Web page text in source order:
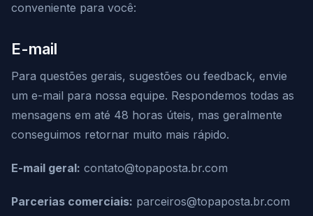
conveniente para você:
E-mail
Para questões gerais, sugestões ou feedback, envie
um e-mail para nossa equipe. Respondemos todas as
mensagens em até 48 horas úteis, mas geralmente
conseguimos retornar muito mais rápido.
E-mail geral: contato@topaposta.br.com
Parcerias comerciais: parceiros@topaposta.br.com